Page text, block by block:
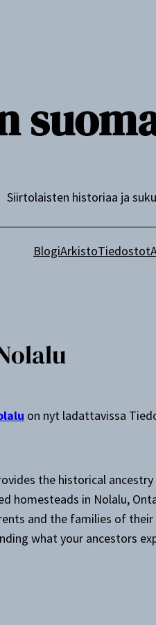
Siirtolaisten historiaa ja
BlogiArkistoTiedostot
on nyt ladattavissa
the historical
homesteads in Nolalu,
and the families of
what your ancestors